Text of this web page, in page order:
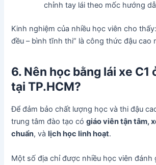
chỉnh tay lái theo mốc hướng
Kinh nghiệm của nhiều học viên cho
đều – bình tĩnh thi” là công thức đậu cao
6. Nên học bằng lái xe C1
tại TP.HCM?
Để đảm bảo chất lượng học và thi đậu
trung tâm đào tạo cógiáo viên tận tâm,
chuẩn, vàlịch học linh hoạt.
Một số địa chỉ được nhiều học viên đánh